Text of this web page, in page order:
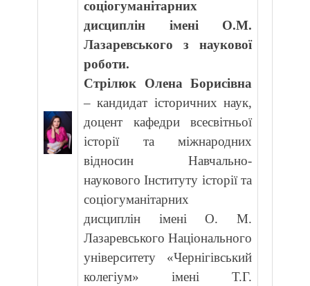
соціогуманітарних
дисциплін імені О.М.
Лазаревського з наукової
роботи.
Стрілюк Олена Борисівна
– кандидат історичних наук,
доцент кафедри всесвітньої
історії та міжнародних
відносин Навчально-
наукового Інституту історії та
соціогуманітарних
дисциплін імені О. М.
Лазаревського Національного
університету «Чернігівський
колегіум» імені Т.Г.